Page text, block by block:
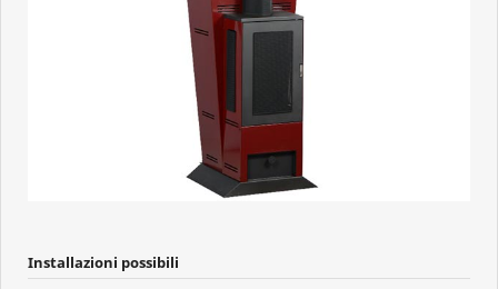
Installazioni possibili